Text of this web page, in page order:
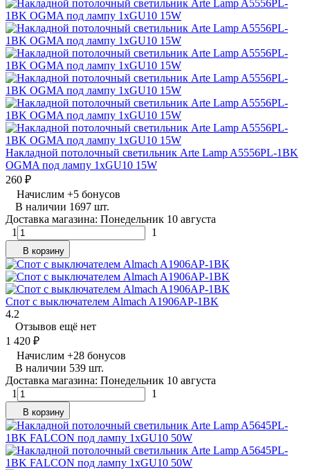
Накладной потолочный светильник Arte Lamp A5556PL-1BK
OGMA под лампу 1xGU10 15W
260 ₽
Начислим +5 бонусов
В наличии 1697 шт.
Доставка магазина: Понедельник 10 августа
1
1
В корзину
Спот с выключателем Almach A1906AP-1BK
4.2
Отзывов ещё нет
1 420 ₽
Начислим +28 бонусов
В наличии 539 шт.
Доставка магазина: Понедельник 10 августа
1
1
В корзину